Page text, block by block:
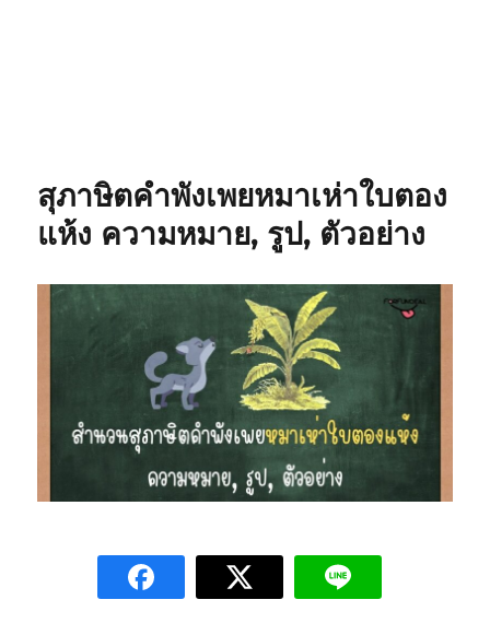
สุภาษิตคำพังเพยหมาเห่าใบตอง
แห้ง ความหมาย, รูป, ตัวอย่าง